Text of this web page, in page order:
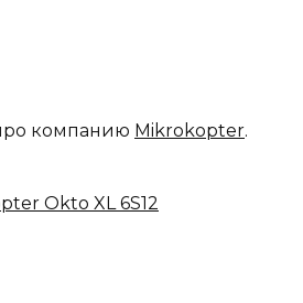
компанию Mikrokopter.
Okto XL 6S12